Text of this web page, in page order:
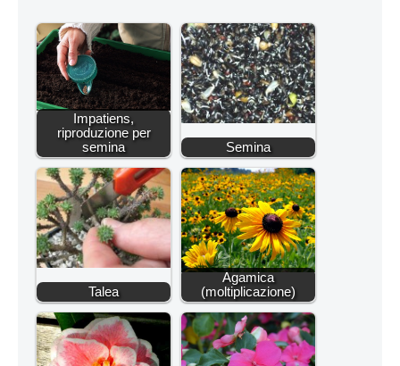
Impatiens,
riproduzione per
semina
Semina
Talea
Agamica
(moltiplicazione)